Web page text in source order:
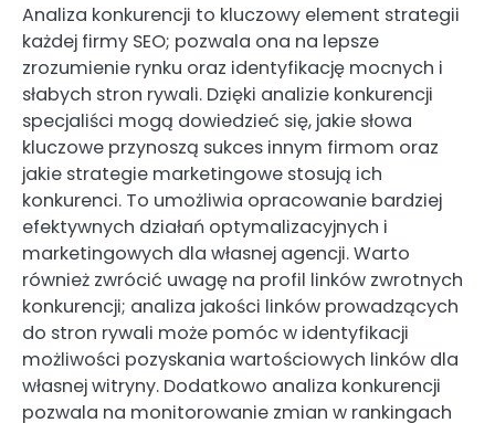
Analiza konkurencji to kluczowy element strategii
każdej firmy SEO; pozwala ona na lepsze
zrozumienie rynku oraz identyfikację mocnych i
słabych stron rywali. Dzięki analizie konkurencji
specjaliści mogą dowiedzieć się, jakie słowa
kluczowe przynoszą sukces innym firmom oraz
jakie strategie marketingowe stosują ich
konkurenci. To umożliwia opracowanie bardziej
efektywnych działań optymalizacyjnych i
marketingowych dla własnej agencji. Warto
również zwrócić uwagę na profil linków zwrotnych
konkurencji; analiza jakości linków prowadzących
do stron rywali może pomóc w identyfikacji
możliwości pozyskania wartościowych linków dla
własnej witryny. Dodatkowo analiza konkurencji
pozwala na monitorowanie zmian w rankingach